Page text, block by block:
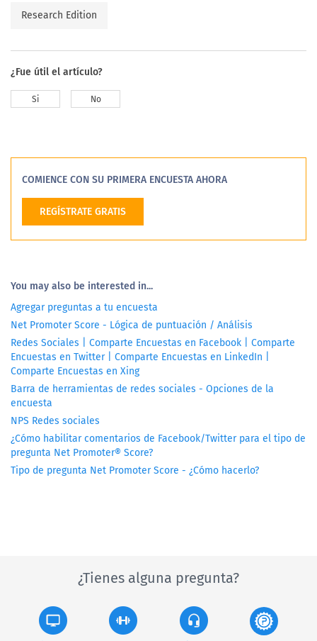
Research Edition
¿Fue útil el artículo?
Si No
COMIENCE CON SU PRIMERA ENCUESTA AHORA
REGÍSTRATE GRATIS
You may also be interested in...
Agregar preguntas a tu encuesta
Net Promoter Score - Lógica de puntuación / Análisis
Redes Sociales | Comparte Encuestas en Facebook | Comparte
Encuestas en Twitter | Comparte Encuestas en LinkedIn |
Comparte Encuestas en Xing
Barra de herramientas de redes sociales - Opciones de la
encuesta
NPS Redes sociales
¿Cómo habilitar comentarios de Facebook/Twitter para el tipo de
pregunta Net Promoter® Score?
Tipo de pregunta Net Promoter Score - ¿Cómo hacerlo?
¿Tienes alguna pregunta?